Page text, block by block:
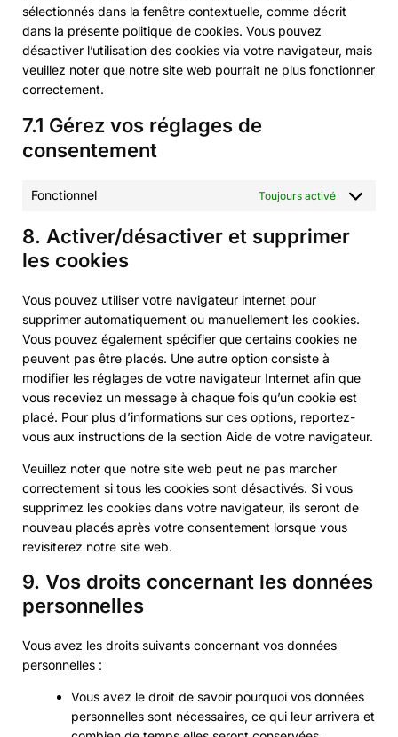
sélectionnés dans la fenêtre contextuelle, comme décrit
dans la présente politique de cookies. Vous pouvez
désactiver l’utilisation des cookies via votre navigateur, mais
veuillez noter que notre site web pourrait ne plus fonctionner
correctement.
7.1 Gérez vos réglages de
consentement
Fonctionnel Toujours activé
8. Activer/désactiver et supprimer
les cookies
Vous pouvez utiliser votre navigateur internet pour
supprimer automatiquement ou manuellement les cookies.
Vous pouvez également spécifier que certains cookies ne
peuvent pas être placés. Une autre option consiste à
modifier les réglages de votre navigateur Internet afin que
vous receviez un message à chaque fois qu’un cookie est
placé. Pour plus d’informations sur ces options, reportez-
vous aux instructions de la section Aide de votre navigateur.
Veuillez noter que notre site web peut ne pas marcher
correctement si tous les cookies sont désactivés. Si vous
supprimez les cookies dans votre navigateur, ils seront de
nouveau placés après votre consentement lorsque vous
revisiterez notre site web.
9. Vos droits concernant les données
personnelles
Vous avez les droits suivants concernant vos données
personnelles :
Vous avez le droit de savoir pourquoi vos données
personnelles sont nécessaires, ce qui leur arrivera et